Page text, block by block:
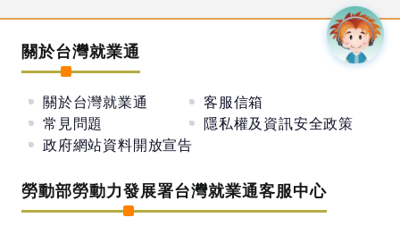
關於台灣就業通
關於台灣就業通
客服信箱
常見問題
隱私權及資訊安全政策
政府網站資料開放宣告
勞動部勞動力發展署台灣就業通客服中心